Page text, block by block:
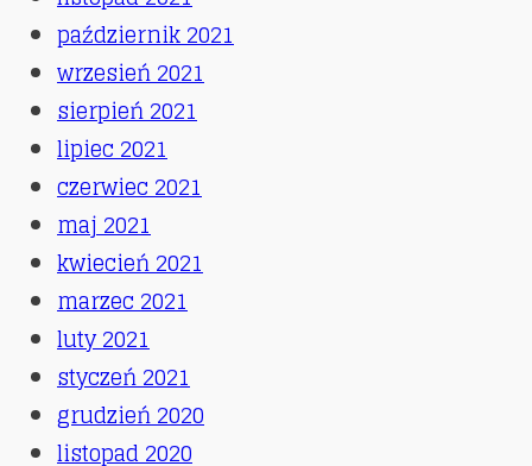
październik 2021
wrzesień 2021
sierpień 2021
lipiec 2021
czerwiec 2021
maj 2021
kwiecień 2021
marzec 2021
luty 2021
styczeń 2021
grudzień 2020
listopad 2020